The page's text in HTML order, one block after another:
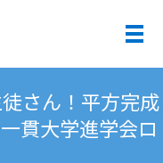
メ
さん！平方完成
貫大学進学会ロ